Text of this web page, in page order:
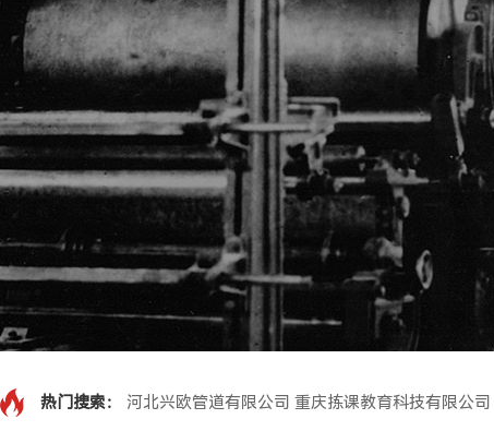
热门搜索： 河北兴欧管道有限公司 重庆拣课教育科技有限公司